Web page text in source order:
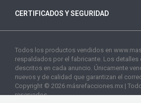
CERTIFICADOS Y SEGURIDAD
Todos los productos vendidos en
respaldados por el fabricante. Los detalles
descritos en cada anuncio. Únicamente
nuevos y de calidad que garantizan el
Copyright © 2026 másrefacciones.mx |
reservados